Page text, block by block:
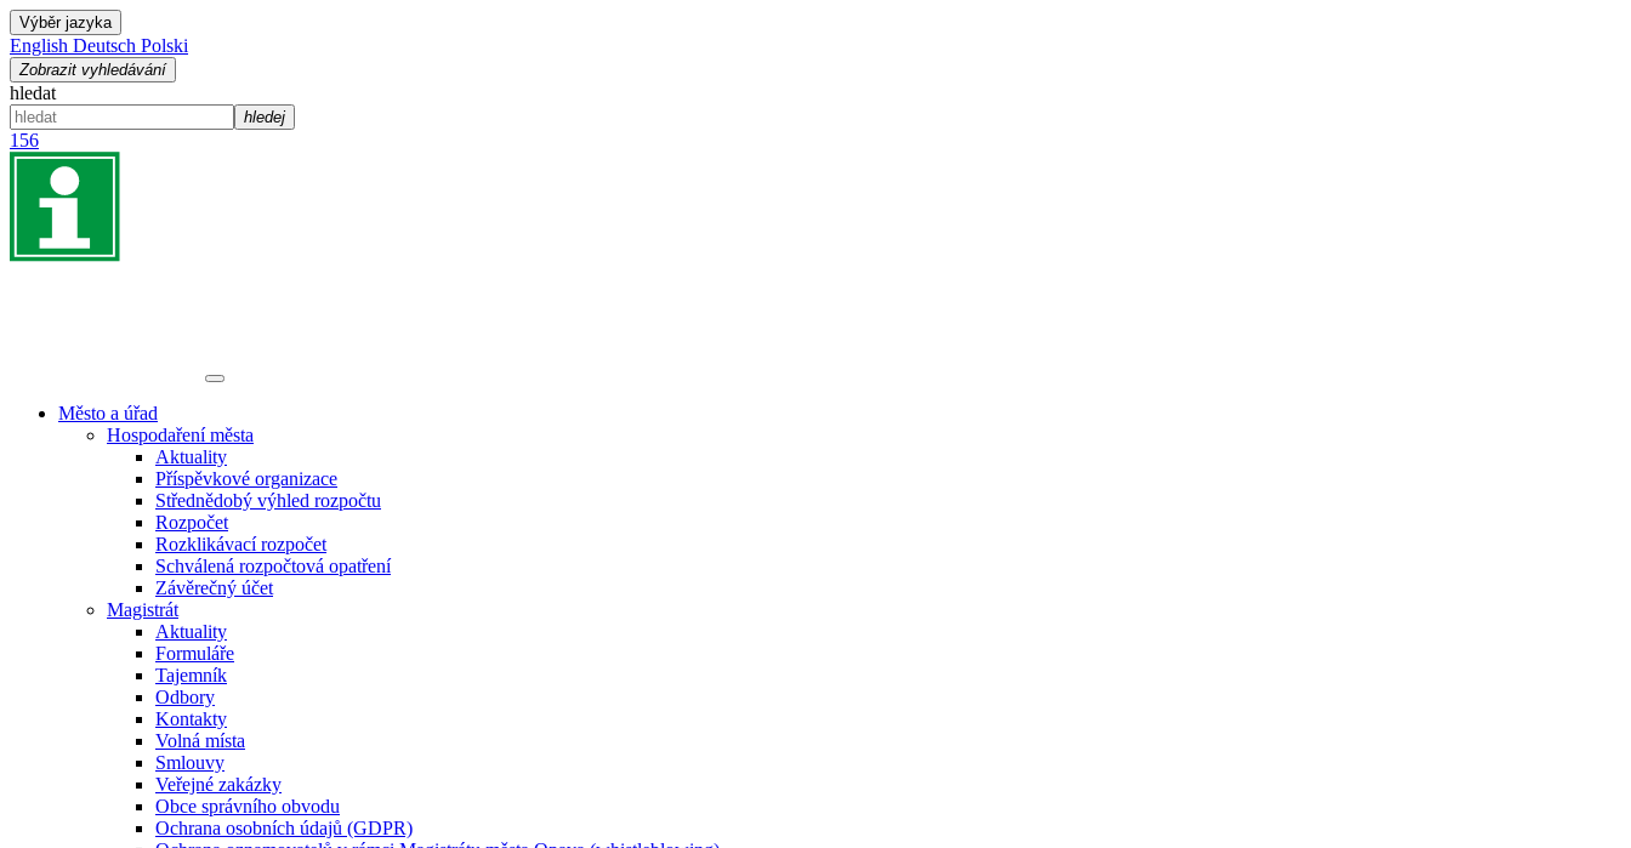
Výběr jazyka
English Deutsch Polski
Zobrazit vyhledávání
hledat
hledej
156
Město a úřad
Hospodaření města
Aktuality
Příspěvkové organizace
Střednědobý výhled rozpočtu
Rozpočet
Rozklikávací rozpočet
Schválená rozpočtová opatření
Závěrečný účet
Magistrát
Aktuality
Formuláře
Tajemník
Odbory
Kontakty
Volná místa
Smlouvy
Veřejné zakázky
Obce správního obvodu
Ochrana osobních údajů (GDPR)